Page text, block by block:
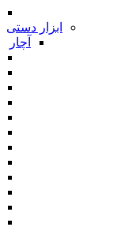
ابزار دستی
آچار